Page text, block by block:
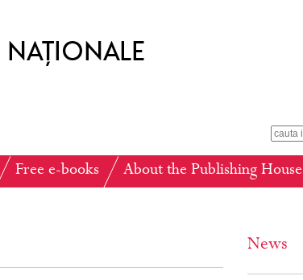
Free e-books About the Publishing House
News